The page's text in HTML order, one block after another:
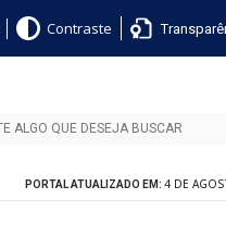
Contraste
PORTAL ATUALIZADO EM: 4 DE